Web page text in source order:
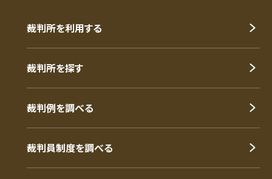
裁判所を利用する
裁判所を探す
裁判例を調べる
裁判員制度を調べる